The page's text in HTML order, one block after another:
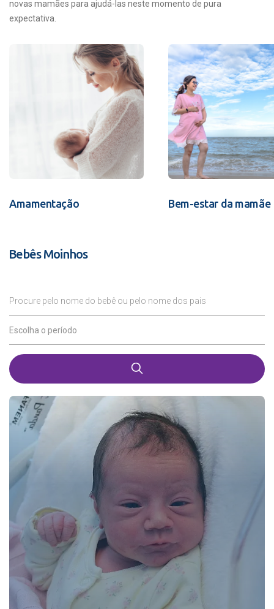
novas mamães para ajudá-las neste momento de pura
expectativa.
Amamentação Bem-estar da mamãe
Bebês Moinhos
Procure pelo nome do bebê ou pelo nome dos pais
Escolha o período